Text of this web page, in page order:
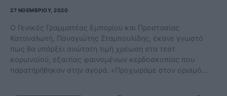
27 ΝΟΕΜΒΡΊΟΥ, 2020
Ο Γενικός Γραμματέας Εμπορίου και Προστασίας
Καταναλωτή, Παναγιώτης Σταμπουλίδης, έκανε γνωστό
πως θα υπάρξει ανώτατη τιμή χρέωση στα τεστ
κορωνοϊού, εξαιτίας φαινομένων κερδοσκοπίας που
παρατηρήθηκαν στην αγορά. «Προχωράμε στον ορισμό…